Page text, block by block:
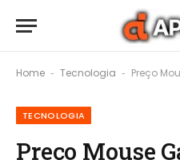
Home - Tecnologia - Preço Mouse Gamer
TECNOLOGIA
Preço Mouse